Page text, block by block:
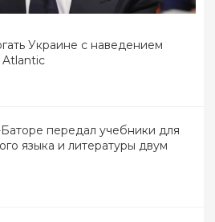
Украине с наведением
передал учебники для
языка и литературы двум